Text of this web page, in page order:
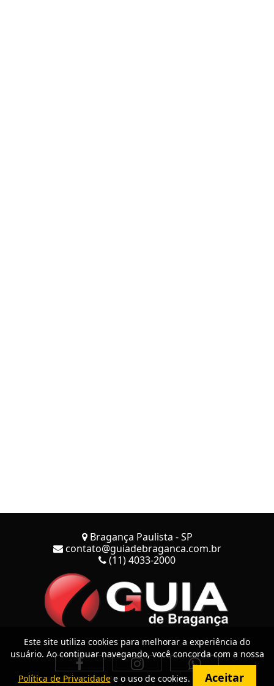
Bragança Paulista - SP
contato@guiadebraganca.com.br
(11) 4033-2000
Este site utiliza cookies para melhorar a experiência do
usuário. Ao continuar navegando, você concorda com a nossa
Política de Privacidadee o uso de cookies. Aceitar